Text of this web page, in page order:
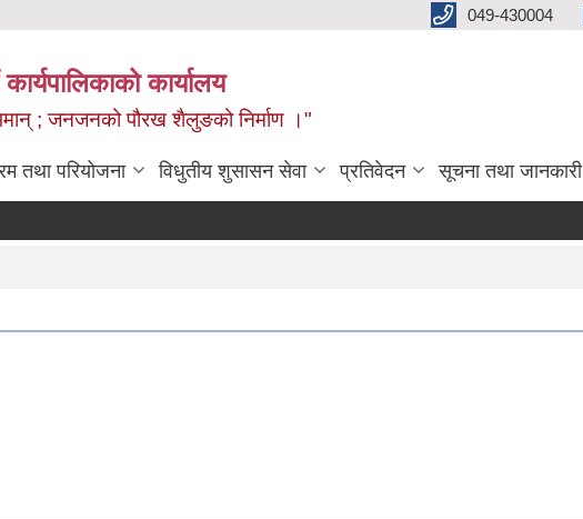
049-430004
कार्यालय
; जनजनको पौरख शैलुङको निर्माण ।"
तथा परियोजना विधुतीय शुसासन सेवा प्रतिवेदन सूचना तथा जानकारी